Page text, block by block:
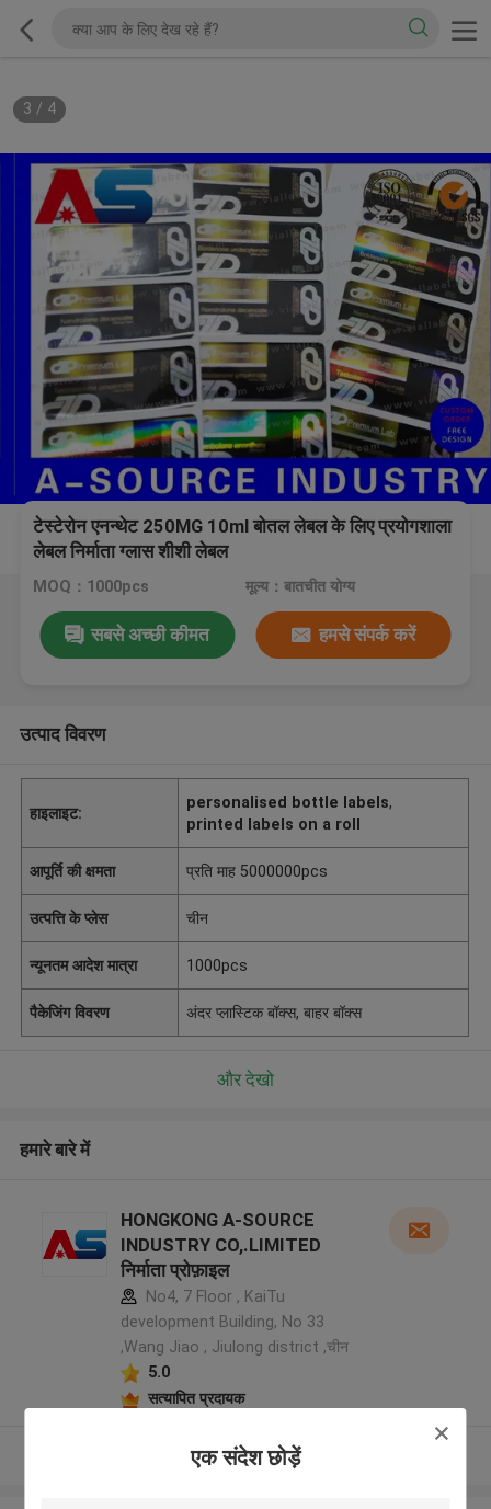
एक संदेश छोड़ें
3 / 4
टेस्टेरोन एनन्थेट 250MG 10ml बोतल लेबल के लिए प्रयोगशाला
लेबल निर्माता ग्लास शीशी लेबल
MOQ：1000pcs मूल्य：बातचीत योग्य
सबसे अच्छी कीमत हमसे संपर्क करें
उत्पाद विवरण
हाइलाइट:
personalised bottle labels,
printed labels on a roll
आपूर्ति की क्षमता प्रति माह 5000000pcs
उत्पत्ति के प्लेस चीन
न्यूनतम आदेश मात्रा 1000pcs
पैकेजिंग विवरण अंदर प्लास्टिक बॉक्स, बाहर बॉक्स
और देखो
हमारे बारे में
HONGKONG A-SOURCE
INDUSTRY CO,.LIMITED
निर्माता प्रोफ़ाइल
No4, 7 Floor , KaiTu
development Building, No 33
,Wang Jiao , Jiulong district ,चीन
5.0
सत्यापित प्रदायक
और देखो